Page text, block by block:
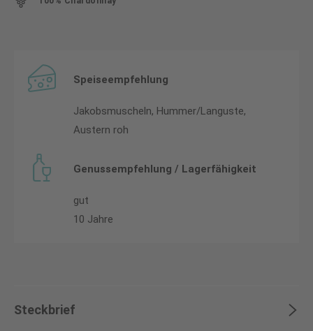
Speiseempfehlung
Jakobsmuscheln, Hummer/Languste,
Austern roh
Genussempfehlung / Lagerfähigkeit
gut
10 Jahre
Steckbrief